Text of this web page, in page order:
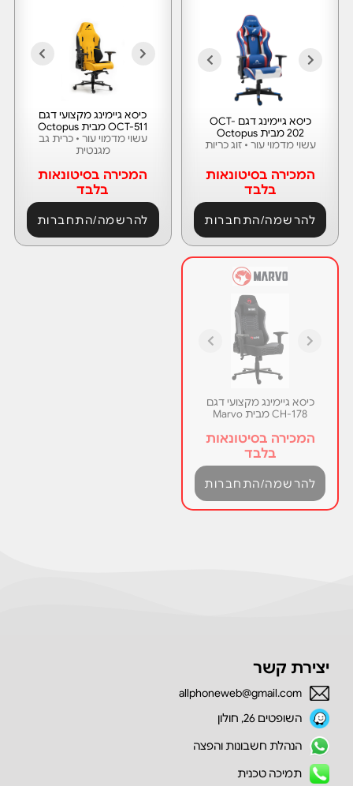
כיסא גיימינג דגם OCT-
202 מבית Octopus
עשוי מדמוי עור • זוג כריות
המכירה בסיטונאות
בלבד
להרשמה/התחברות
כיסא גיימינג מקצועי דגם
CH-178 מבית Marvo
המכירה בסיטונאות
בלבד
להרשמה/התחברות
כיסא גיימינג מקצועי דגם
OCT-511 מבית Octopus
עשוי מדמוי עור • כרית גב
מגנטית
המכירה בסיטונאות
בלבד
להרשמה/התחברות
יצירת קשר
allphoneweb@gmail.com
השופטים 26, חולון
הנהלת חשבונות והפצה
תמיכה טכנית